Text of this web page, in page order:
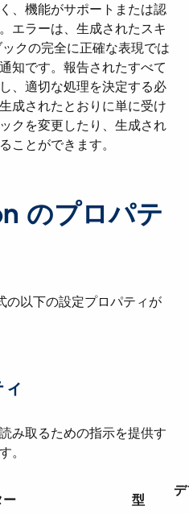
、機能がサポートまたは認
エラーは、生成されたスキ
クの完全に正確な表現では
知です。報告されたすべて
、適切な処理を決定する必
成されたとおりに単に受け
クを変更したり、生成され
ことができます。
のプロパテ
の以下の設定プロパティが
み取るための指示を提供す
。
ー 型